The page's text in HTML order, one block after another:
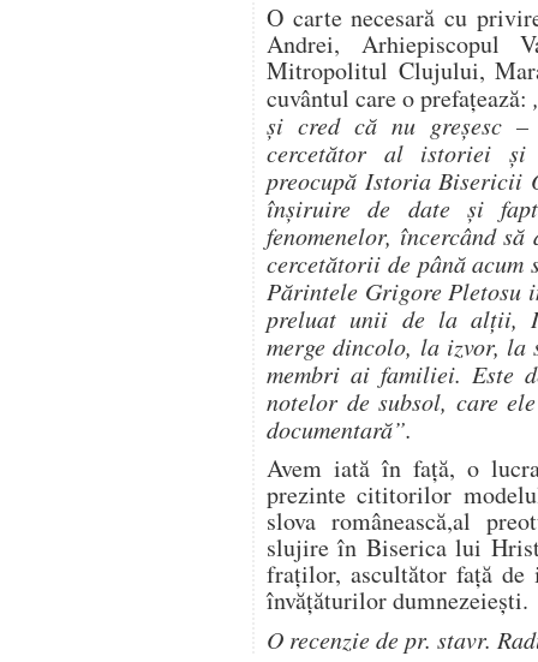
O carte necesară cu
Andrei, Arhiepiscopul
Mitropolitul Clujului,
cuvântul care o prefaţează:
şi cred că nu greșesc
cercetător al istoriei
preocupă Istoria Bisericii
înșiruire de date și
fenomenelor, încercând
cercetătorii de până acum
Părintele Grigore Pletosu
preluat unii de la alții,
merge dincolo, la izvor, la
membri ai familiei. Este
notelor de subsol, care
documentară”.
Avem iată în faţă, o
prezinte cititorilor
slova românească,al
slujire în Biserica lui
fraţilor, ascultător faţă
învăţăturilor dumnezeieşti.
O recenzie de pr. stavr.